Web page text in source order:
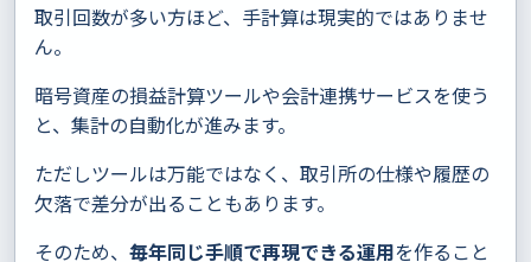
取引回数が多い方ほど、手計算は現実的ではありませ
ん。
暗号資産の損益計算ツールや会計連携サービスを使う
と、集計の自動化が進みます。
ただしツールは万能ではなく、取引所の仕様や履歴の
欠落で差分が出ることもあります。
そのため、 毎年同じ手順で再現できる運用を作ること